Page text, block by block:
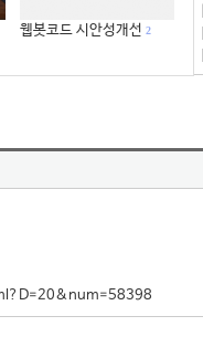
웹봇코드 시안성개선 2